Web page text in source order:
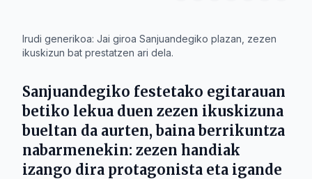
Irudi generikoa: Jai giroa Sanjuandegiko plazan, zezen
ikuskizun bat prestatzen ari dela.
Sanjuandegiko festetako egitarauan
betiko lekua duen zezen ikuskizuna
bueltan da aurten, baina berrikuntza
nabarmenekin: zezen handiak
izango dira protagonista eta igande